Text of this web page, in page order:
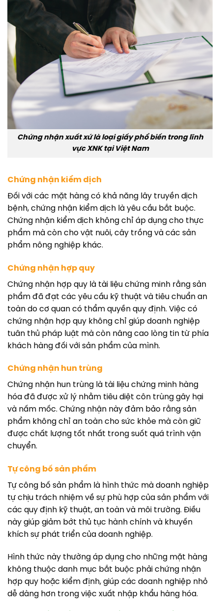
Chứng nhận xuất xứ là loại giấy phổ biến trong lĩnh
vực XNK tại Việt Nam
Chứng nhận kiểm dịch
Đối với các mặt hàng có khả năng lây truyền dịch
bệnh, chứng nhận kiểm dịch là yêu cầu bắt buộc.
Chứng nhận kiểm dịch không chỉ áp dụng cho thực
phẩm mà còn cho vật nuôi, cây trồng và các sản
phẩm nông nghiệp khác.
Chứng nhận hợp quy
Chứng nhận hợp quy là tài liệu chứng minh rằng sản
phẩm đã đạt các yêu cầu kỹ thuật và tiêu chuẩn an
toàn do cơ quan có thẩm quyền quy định. Việc có
chứng nhận hợp quy không chỉ giúp doanh nghiệp
tuân thủ pháp luật mà còn nâng cao lòng tin từ phía
khách hàng đối với sản phẩm của mình.
Chứng nhận hun trùng
Chứng nhận hun trùng là tài liệu chứng minh hàng
hóa đã được xử lý nhằm tiêu diệt côn trùng gây hại
và nấm mốc. Chứng nhận này đảm bảo rằng sản
phẩm không chỉ an toàn cho sức khỏe mà còn giữ
được chất lượng tốt nhất trong suốt quá trình vận
chuyển.
Tự công bố sản phẩm
Tự công bố sản phẩm là hình thức mà doanh nghiệp
tự chịu trách nhiệm về sự phù hợp của sản phẩm với
các quy định kỹ thuật, an toàn và môi trường. Điều
này giúp giảm bớt thủ tục hành chính và khuyến
khích sự phát triển của doanh nghiệp.
Hình thức này thường áp dụng cho những mặt hàng
không thuộc danh mục bắt buộc phải chứng nhận
hợp quy hoặc kiểm định, giúp các doanh nghiệp nhỏ
dễ dàng hơn trong việc xuất nhập khẩu hàng hóa.